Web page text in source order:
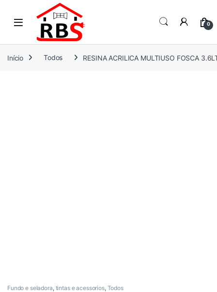
Skip to navigation
0
Início Todos RESINA ACRILICA MULTIUSO FOSCA
Fundo e seladora, tintas e acessorios, Todos